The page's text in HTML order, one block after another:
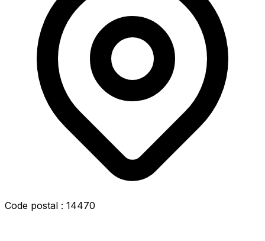
Code postal : 14470